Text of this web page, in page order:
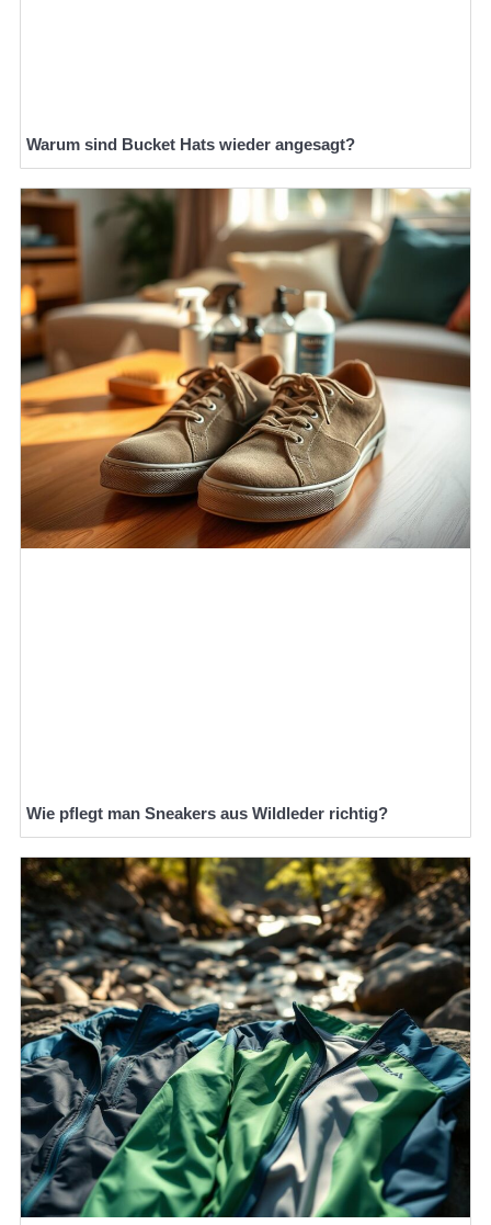
Warum sind Bucket Hats wieder angesagt?
Wie pflegt man Sneakers aus Wildleder richtig?